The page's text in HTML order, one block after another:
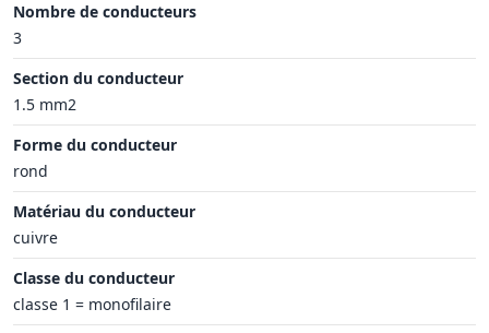
Nombre de conducteurs
3
Section du conducteur
1.5 mm2
Forme du conducteur
rond
Matériau du conducteur
cuivre
Classe du conducteur
classe 1 = monofilaire